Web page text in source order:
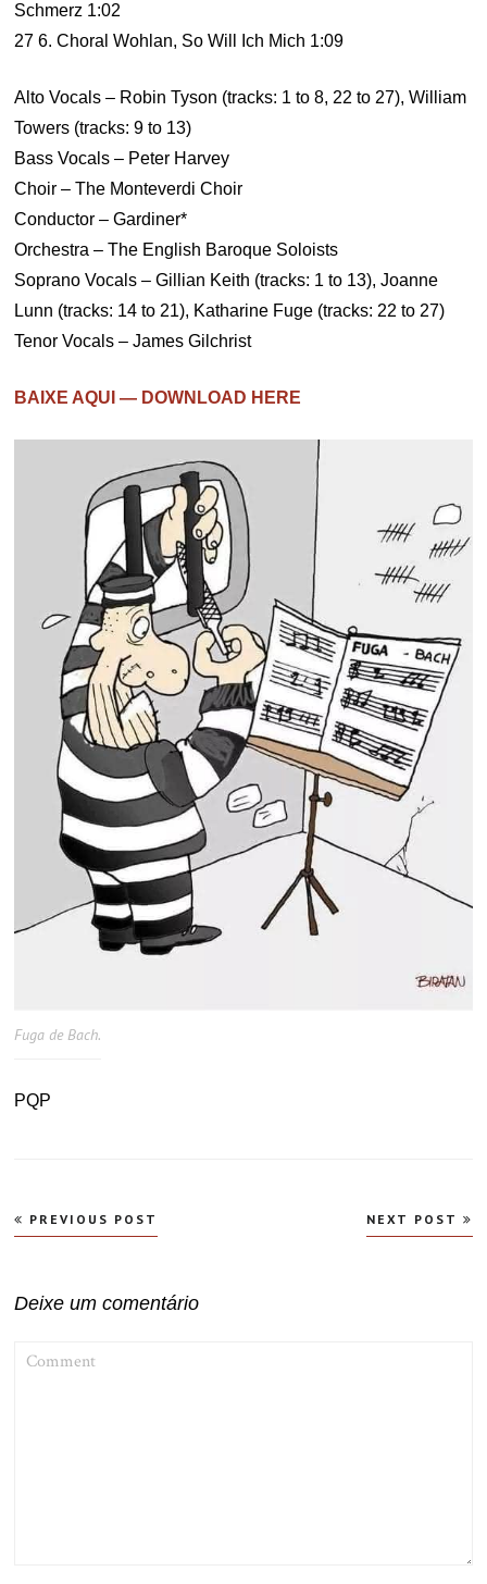
Schmerz 1:02
27 6. Choral Wohlan, So Will Ich Mich 1:09
Alto Vocals – Robin Tyson (tracks: 1 to 8, 22 to 27), William
Towers (tracks: 9 to 13)
Bass Vocals – Peter Harvey
Choir – The Monteverdi Choir
Conductor – Gardiner*
Orchestra – The English Baroque Soloists
Soprano Vocals – Gillian Keith (tracks: 1 to 13), Joanne
Lunn (tracks: 14 to 21), Katharine Fuge (tracks: 22 to 27)
Tenor Vocals – James Gilchrist
BAIXE AQUI — DOWNLOAD HERE
Fuga de Bach.
PQP
Navegação
de
PREVIOUS POST NEXT POST
Deixe um comentário